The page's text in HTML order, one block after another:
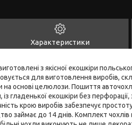
Характеристики
з якісної екошкіри
для виготовлення виробів,
на основі целюлози. Пошиття
гладенької екошкіри без
крою виробів забезпечує
займає до 14 днів. Комплект